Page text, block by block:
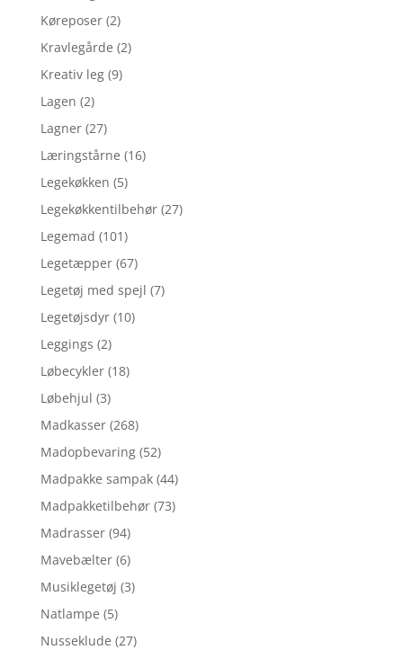
Køreposer (2)
Kravlegårde (2)
Kreativ leg (9)
Lagen (2)
Lagner (27)
Læringstårne (16)
Legekøkken (5)
Legekøkkentilbehør (27)
Legemad (101)
Legetæpper (67)
Legetøj med spejl (7)
Legetøjsdyr (10)
Leggings (2)
Løbecykler (18)
Løbehjul (3)
Madkasser (268)
Madopbevaring (52)
Madpakke sampak (44)
Madpakketilbehør (73)
Madrasser (94)
Mavebælter (6)
Musiklegetøj (3)
Natlampe (5)
Nusseklude (27)